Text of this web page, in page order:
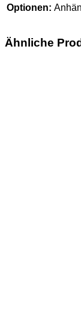
Optionen:
Ähnliche